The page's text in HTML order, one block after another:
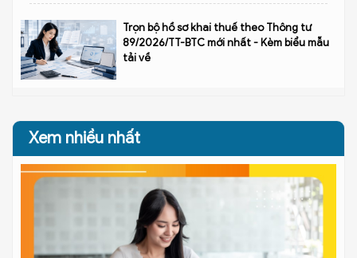
Trọn bộ hồ sơ khai thuế theo Thông tư
89/2026/TT-BTC mới nhất - Kèm biểu mẫu
tải về
Xem nhiều nhất